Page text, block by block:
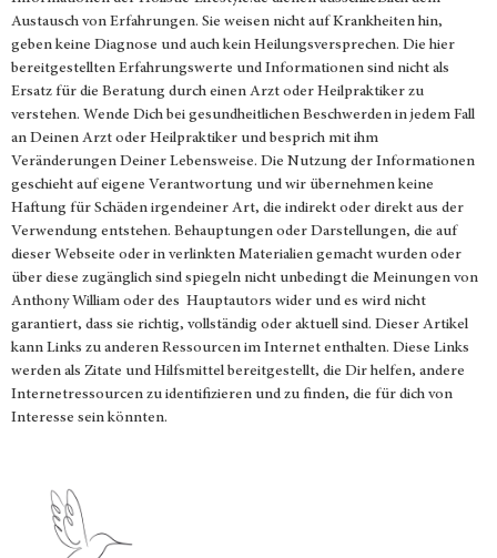
Austausch von Erfahrungen. Sie weisen nicht auf Krankheiten hin,
geben keine Diagnose und auch kein Heilungsversprechen. Die hier
bereitgestellten Erfahrungswerte und Informationen sind nicht als
Ersatz für die Beratung durch einen Arzt oder Heilpraktiker zu
verstehen. Wende Dich bei gesundheitlichen Beschwerden in jedem Fall
an Deinen Arzt oder Heilpraktiker und besprich mit ihm
Veränderungen Deiner Lebensweise. Die Nutzung der Informationen
geschieht auf eigene Verantwortung und wir übernehmen keine
Haftung für Schäden irgendeiner Art, die indirekt oder direkt aus der
Verwendung entstehen. Behauptungen oder Darstellungen, die auf
dieser Webseite oder in verlinkten Materialien gemacht wurden oder
über diese zugänglich sind spiegeln nicht unbedingt die Meinungen von
Anthony William oder des Hauptautors wider und es wird nicht
garantiert, dass sie richtig, vollständig oder aktuell sind. Dieser Artikel
kann Links zu anderen Ressourcen im Internet enthalten. Diese Links
werden als Zitate und Hilfsmittel bereitgestellt, die Dir helfen, andere
Internetressourcen zu identifizieren und zu finden, die für dich von
Interesse sein könnten.